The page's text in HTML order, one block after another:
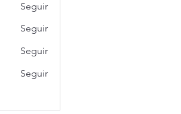
Seguir
Seguir
Seguir
Seguir